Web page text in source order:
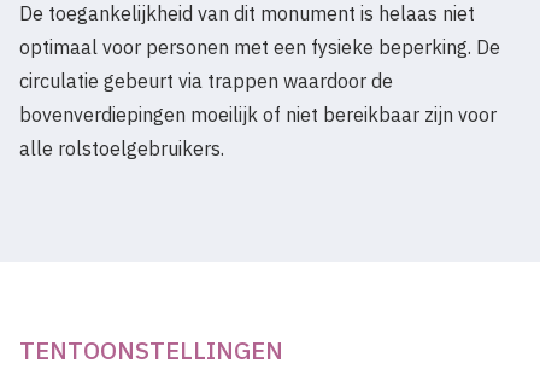
De toegankelijkheid van dit monument is helaas niet
optimaal voor personen met een fysieke beperking. De
circulatie gebeurt via trappen waardoor de
bovenverdiepingen moeilijk of niet bereikbaar zijn voor
alle rolstoelgebruikers.
TENTOONSTELLINGEN